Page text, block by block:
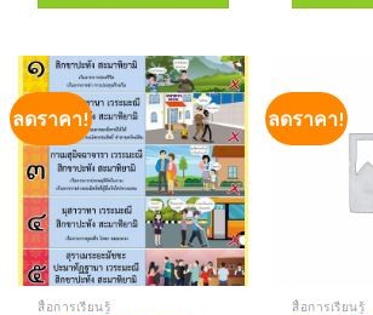
ลดราคา!
สื่อการเรียนรู้
ลดราคา!
สื่อการเรียนรู้